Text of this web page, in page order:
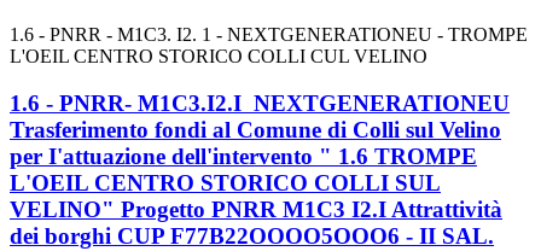
1.6 - PNRR - M1C3. I2. 1 - NEXTGENERATIONEU - TROMPE
L'OEIL CENTRO STORICO COLLI CUL VELINO
1.6 - PNRR- M1C3.I2.I NEXTGENERATIONEU
Trasferimento fondi al Comune di Colli sul Velino
per I'attuazione dell'intervento " 1.6 TROMPE
L'OEIL CENTRO STORICO COLLI SUL
VELINO" Progetto PNRR M1C3 I2.I Attrattività
dei borghi CUP F77B22OOOO5OOO6 - II SAL.